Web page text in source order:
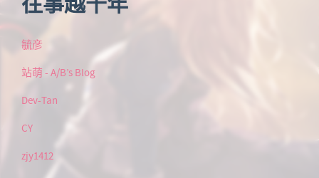
毓彦
站萌 - A/B’s Blog
Dev-Tan
CY
zjy1412